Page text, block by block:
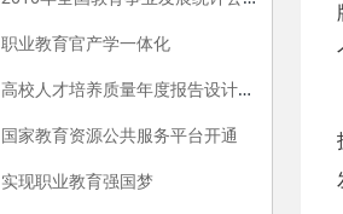
职业教育官产学一体化
高校人才培养质量年度报告设计建议
国家教育资源公共服务平台开通
实现职业教育强国梦